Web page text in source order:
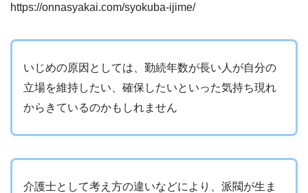
https://onnasyakai.com/syokuba-ijime/
いじめの原因としては、勤続年数が長い人が自分の
立場を維持したい、確保したいといった気持ち現れ
からきているのかもしれません
介護士として考え方の違いなどにより、派閥が生ま